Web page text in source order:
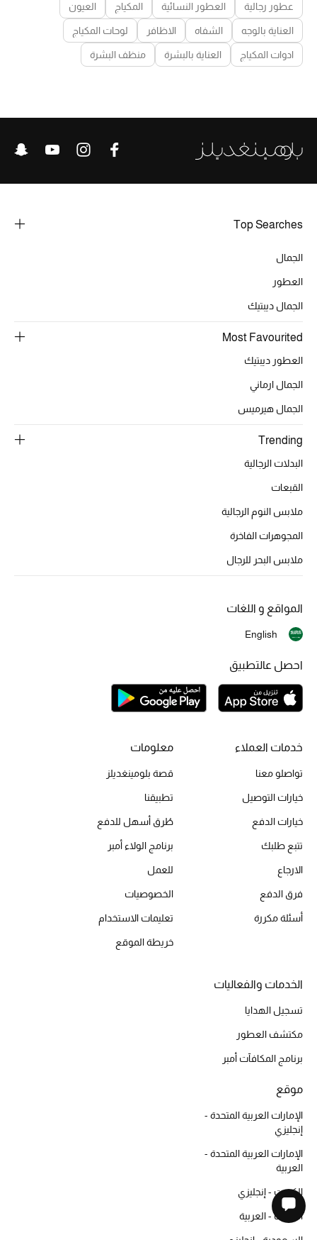
عطور رجالية العطور النسائية المكياج العيون
العناية بالوجه الشفاه الاظافر لوحات المكياج
ادوات المكياج العناية بالبشرة منظف البشرة
Top Searches
الجمال
العطور
الجمال ديبتيك
Most Favourited
العطور ديبتيك
الجمال ارماني
الجمال هيرميس
Trending
البدلات الرجالية
القبعات
ملابس النوم الرجالية
المجوهرات الفاخرة
ملابس البحر للرجال
خدمات العملاء
تواصلو معنا
خيارات التوصيل
خيارات الدفع
تتبع طلبك
الارجاع
فرق الدفع
أسئلة مكررة
معلومات
قصة بلومينغديلز
تطبيقنا
طُرق أسهل للدفع
برنامج الولاء أمبر
للعمل
الخصوصيات
تعليمات الاستخدام
خريطة الموقع
الخدمات والفعاليات
تسجيل الهدايا
مكتشف العطور
برنامج المكافآت أمبر
موقع
الإمارات العربية المتحدة -
إنجليزي
الإمارات العربية المتحدة -
العربية
الكويت - إنجليزي
الكويت - العربية
المواقع و اللغات
English
احصل عالتطبيق